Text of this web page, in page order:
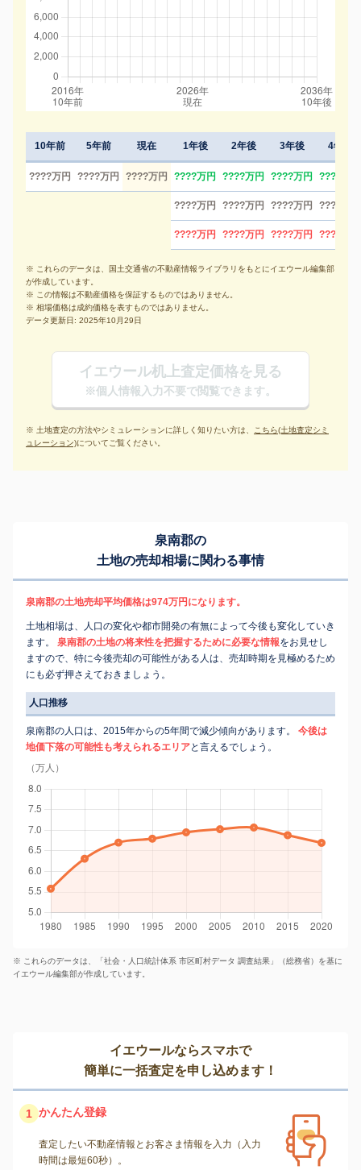
10年前 5年前 現在
????万円 ????万円 ????万円
1年後 2年後 3年後 4年後
????万円 ????万円 ????万円 ????万円
????万円 ????万円 ????万円 ????万円
????万円 ????万円 ????万円 ????万円
※ これらのデータは、国土交通省の不動産情報ライブラリをもとにイエウール編集部
が作成しています。
※ この情報は不動産価格を保証するものではありません。
※ 相場価格は成約価格を表すものではありません。
データ更新日: 2025年10月29日
イエウール机上査定価格を見る
※個人情報入力不要で閲覧できます。
※ 土地査定の方法やシミュレーションに詳しく知りたい方は、 こちら(土地査定シミ
ュレーション)についてご覧ください。
泉南郡の
土地の売却相場に関わる事情
泉南郡の土地売却平均価格は974万円になります。
土地相場は、人口の変化や都市開発の有無によって今後も変化していき
ます。
泉南郡の土地の将来性を把握するために必要な情報をお見せし
ますので、特に今後売却の可能性がある人は、売却時期を見極めるため
にも必ず押さえておきましょう。
人口推移
泉南郡の人口は、2015年からの5年間で減少傾向があります。
今後は
地価下落の可能性も考えられるエリアと言えるでしょう。
（万人）
※ これらのデータは、「社会・人口統計体系 市区町村データ 調査結果」（総務省）を基に
イエウール編集部が作成しています。
イエウールならスマホで
簡単に一括査定を申し込めます！
1 かんたん登録
査定したい不動産情報とお客さま情報を入力（入力
時間は最短60秒）。